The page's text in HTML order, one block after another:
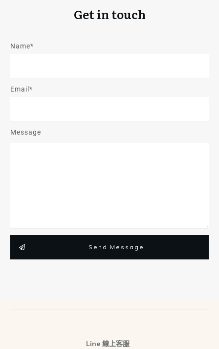
Get in touch
Name*
Email*
Message
Send Message
Line 線上客服